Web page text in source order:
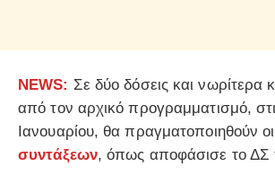
ΝΕWS: Σε δύο δόσεις και νωρίτερα
από τον αρχικό προγραμματισμό,
Ιανουαρίου, θα πραγματοποιηθούν
συντάξεων, όπως αποφάσισε το ΔΣ